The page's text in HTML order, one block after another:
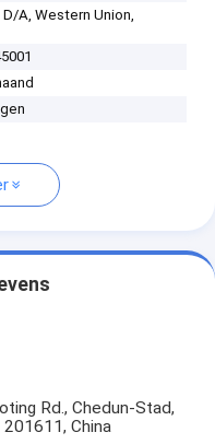
D/A, Western Union,
Rd., Chedun-Stad,
China